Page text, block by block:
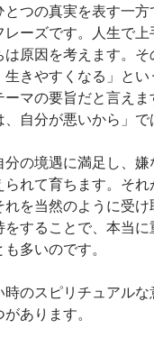
つの真実を表す一方
ーズです。人生で上
は原因を考えます。
生きやすくなる」と
ーマの要旨だと言え
自分が悪いから」で
の境遇に満足し、嫌
られて育ちます。そ
れを当然のように受
することで、本当に
多いのです。
のスピリチュアルな
あります。